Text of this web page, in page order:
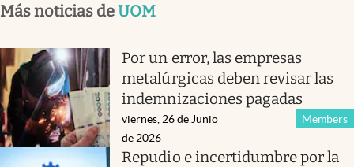
Más noticias deUOM
Por un error, las empresas
metalúrgicas deben revisar las
indemnizaciones pagadas
Members
viernes, 26 de Junio
de 2026
Repudio e incertidumbre por la